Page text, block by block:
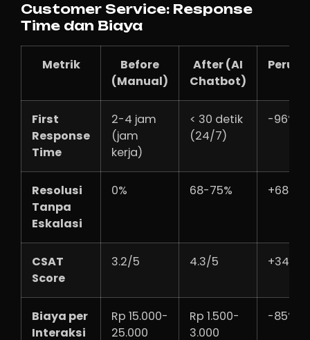
Customer Service: Response
Time dan Biaya
Metrik
Before
(Manual)
After (AI
Chatbot)
First
Response
Time
2-4 jam
(jam
kerja)
< 30 detik
(24/7)
-96%
Resolusi
Tanpa
Eskalasi
0% 68-75% +68-
CSAT
Score
3.2/5 4.3/5 +34%
Biaya per
Interaksi
Rp 15.000-
25.000
Rp 1.500-
3.000
-85%